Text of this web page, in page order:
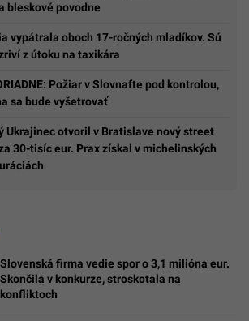
bleskové povodne
vypátrala oboch 17-ročných mladíkov. Sú
z útoku na taxikára
Požiar v Slovnafte pod kontrolou,
sa bude vyšetrovať
Ukrajinec otvoril v Bratislave nový street
30-tisíc eur. Prax získal v michelinských
Slovenská firma vedie spor o 3,1 milióna eur.
Skončila v konkurze, stroskotala na
konfliktoch